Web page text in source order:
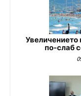
Увеличението
по-слаб